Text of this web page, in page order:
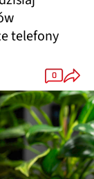
telefony
0